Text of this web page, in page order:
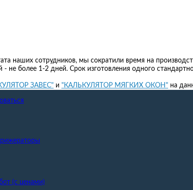
наших сотрудников, мы сократили время на
- не более 1-2 дней. Срок изготовления одного
ЗАВЕС" и "КАЛЬКУЛЯТОР МЯГКИХ ОКОН" на
(с ценами)